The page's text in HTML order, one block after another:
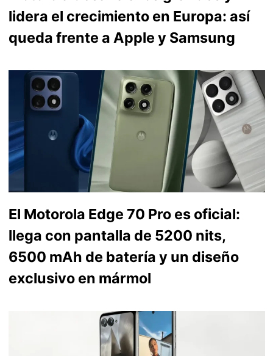
lidera el crecimiento en Europa: así
queda frente a Apple y Samsung
El Motorola Edge 70 Pro es oficial:
llega con pantalla de 5200 nits,
6500 mAh de batería y un diseño
exclusivo en mármol